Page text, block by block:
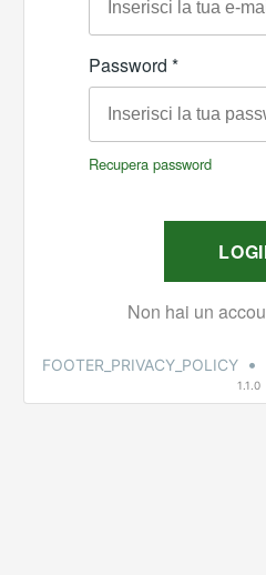
FOOTER_PRIVACY_POLICY •
1.1.0